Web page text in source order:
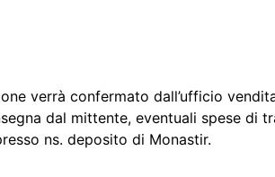
verrà confermato dall’ufficio
dal mittente, eventuali spese di
ns. deposito di Monastir.